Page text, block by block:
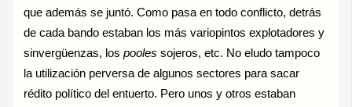
que además se juntó. Como pasa en todo conflicto, detrás
de cada bando estaban los más variopintos explotadores y
sinvergüenzas, lospooles sojeros, etc. No eludo tampoco
la utilización perversa de algunos sectores para sacar
rédito político del entuerto. Pero unos y otros estaban